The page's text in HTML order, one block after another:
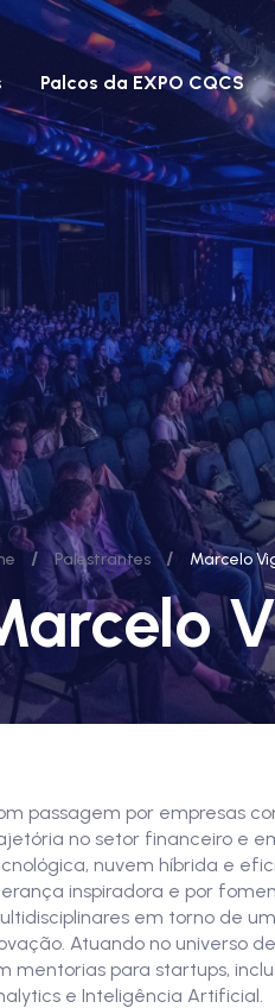
Palcos da EXPO CQCS
/ Palestrantes / Marcelo
passagem por empresas
no setor financeiro e
nuvem híbrida e
inspiradora e por
em torno de
Atuando no universo
mentorias para startups,
e Inteligência Artificial.